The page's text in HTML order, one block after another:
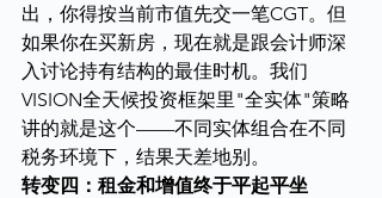
出，你得按当前市值先交一笔CGT。但
如果你在买新房，现在就是跟会计师深
入讨论持有结构的最佳时机。我们
VISION全天候投资框架里"全实体"策略
讲的就是这个——不同实体组合在不同
税务环境下，结果天差地别。
转变四：租金和增值终于平起平坐